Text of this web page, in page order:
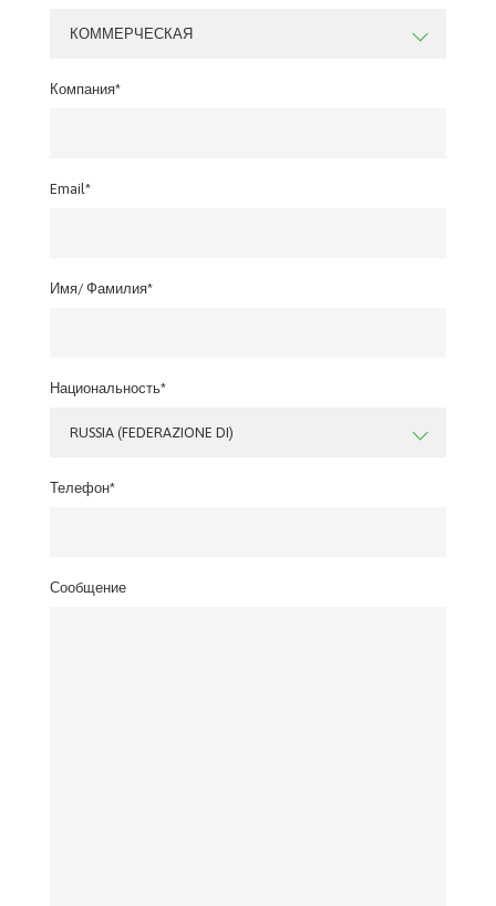
КОММЕРЧЕСКАЯ
Компания*
Email*
Имя/ Фамилия*
Национальность*
RUSSIA (FEDERAZIONE DI)
Телефон*
Сообщение